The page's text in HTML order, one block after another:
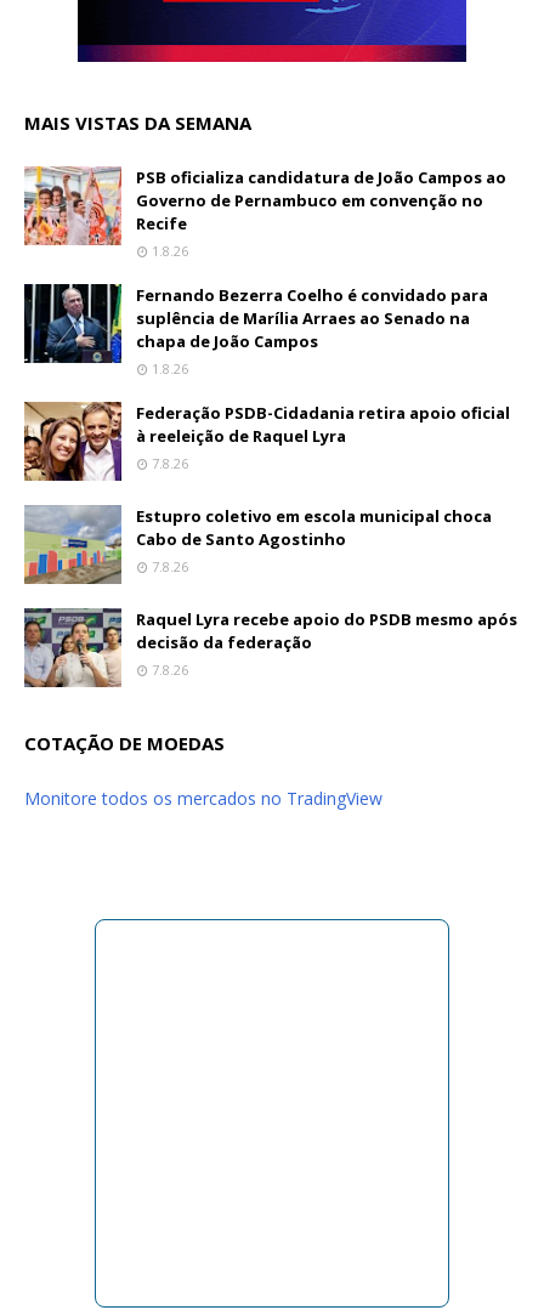
MAIS VISTAS DA SEMANA
PSB oficializa candidatura de João Campos ao
Governo de Pernambuco em convenção no
Recife
1.8.26
Fernando Bezerra Coelho é convidado para
suplência de Marília Arraes ao Senado na
chapa de João Campos
1.8.26
Federação PSDB-Cidadania retira apoio oficial
à reeleição de Raquel Lyra
7.8.26
Estupro coletivo em escola municipal choca
Cabo de Santo Agostinho
7.8.26
Raquel Lyra recebe apoio do PSDB mesmo após
decisão da federação
7.8.26
COTAÇÃO DE MOEDAS
Monitore todos os mercados no TradingView